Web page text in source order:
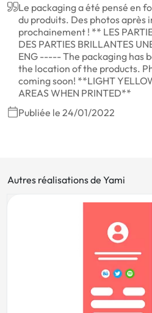
Le packaging a été pensé en
du produits. Des photos
prochainement ! ** LES
DES PARTIES BRILLANTES
ENG ----- The packaging has
the location of the products.
coming soon! **LIGHT
AREAS WHEN PRINTED**
Publiée le 24/01/2022
Autres réalisations de Yami